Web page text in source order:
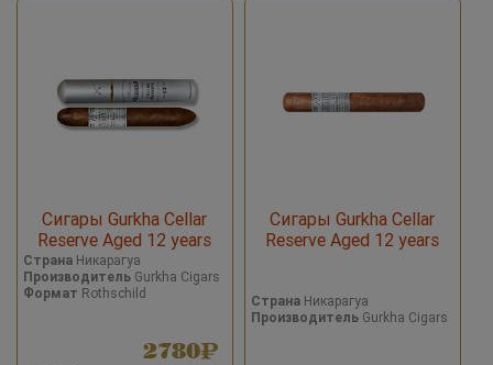
Сигары Gurkha Cellar
Reserve Aged 12 years
Platinum Tubo
Страна Никарагуа
Производитель Gurkha Cigars
Формат Rothschild
2780
Сигары Gurkha Cellar
Reserve Aged 12 years
СтранаНикарагуа
ПроизводительGurkha Cigars